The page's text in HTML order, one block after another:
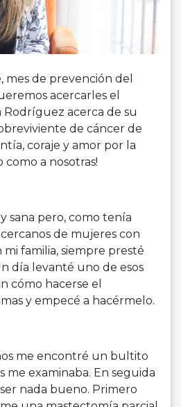
mes de prevención del
acercarles el
acerca de su
de cáncer de
coraje y amor por la
como a nosotras!
sana pero, como tenía
de mujeres con
familia, siempre presté
día levanté uno de esos
cómo hacerse el
y empecé a hacérmelo.
me encontré un bultito
me examinaba. En seguida
nada bueno. Primero